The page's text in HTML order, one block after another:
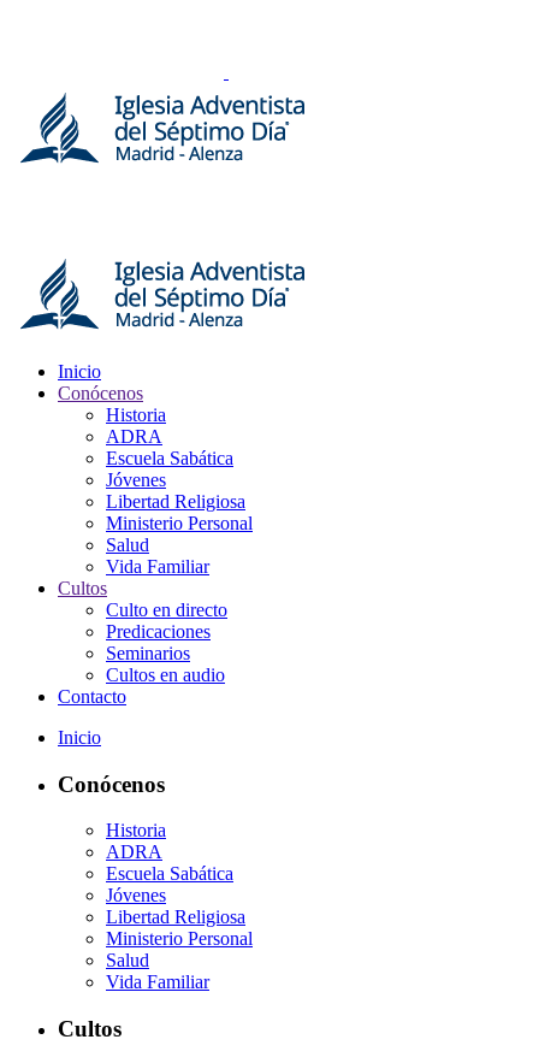
Inicio
Conócenos
Historia
ADRA
Escuela Sabática
Jóvenes
Libertad Religiosa
Ministerio Personal
Salud
Vida Familiar
Cultos
Culto en directo
Predicaciones
Seminarios
Cultos en audio
Contacto
Inicio
Conócenos
Historia
ADRA
Escuela Sabática
Jóvenes
Libertad Religiosa
Ministerio Personal
Salud
Vida Familiar
Cultos